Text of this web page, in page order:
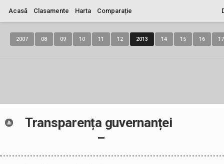
Acasă Clasamente Harta Comparație
2007 08 09 10 11 12 2013 14 15 16 17
Transparența guvernanței
–